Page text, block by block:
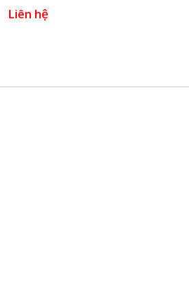
Liên hệ